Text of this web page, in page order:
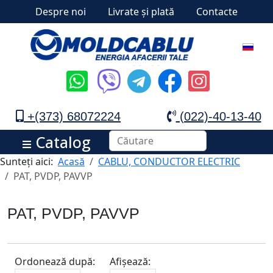
Despre noi Livrate și plată Contacte
+(373) 68072224 (022)-40-13-40
Catalog
Sunteți aici: Acasă
CABLU, CONDUCTOR ELECTRIC
PAT, PVDP, PAVVP
PAT, PVDP, PAVVP
Ordonează după: Afișează: